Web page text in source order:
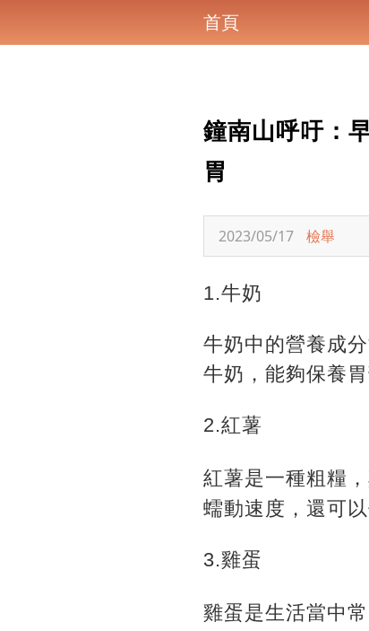
首頁
鐘南山呼吁：
胃
2023/05/17 檢舉
1.牛奶
牛奶中的營養成
牛奶，能夠保養胃
2.紅薯
紅薯是一種粗糧
蠕動速度，還可
3.雞蛋
雞蛋是生活當中